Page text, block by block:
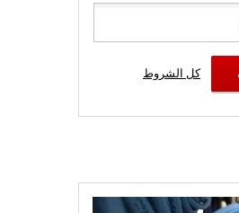
كل الشروط